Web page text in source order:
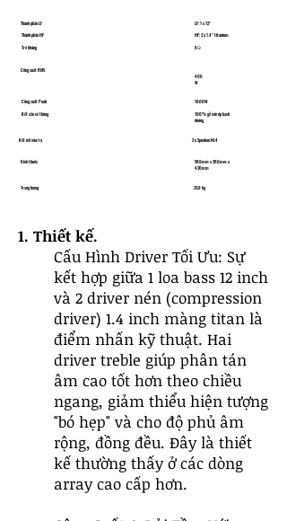
Thành phần LF
LF: 1 x 12"
Thành phần HF
HF: 2 x 1.4" titanium
Trở kháng
8Ω
Công suất RMS
400
W
Công suất Peak
​1600W
Kết cấu vỏ thùng
100% gỗ ván ép bạch
dương
Kết nối vào/ra 2 x Speakon NL4
Kích thước
569mm x 360mm x
420mm
Trọng lượng 23,9 kg
1. Thiết kế.
Cấu Hình Driver Tối Ưu: Sự
kết hợp giữa 1 loa bass 12 inch
và 2 driver nén (compression
driver) 1.4 inch màng titan là
điểm nhấn kỹ thuật. Hai
driver treble giúp phân tán
âm cao tốt hơn theo chiều
ngang, giảm thiểu hiện tượng
"bó hẹp" và cho độ phủ âm
rộng, đồng đều. Đây là thiết
kế thường thấy ở các dòng
array cao cấp hơn.